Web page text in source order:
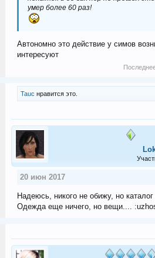
умер более 60 раз!
Автономно это действие у симов
интересуют
Tauc нравится это.
20 июн 2017
Надеюсь, никого не обижу, но
Одежда еще ничего, но вещи....